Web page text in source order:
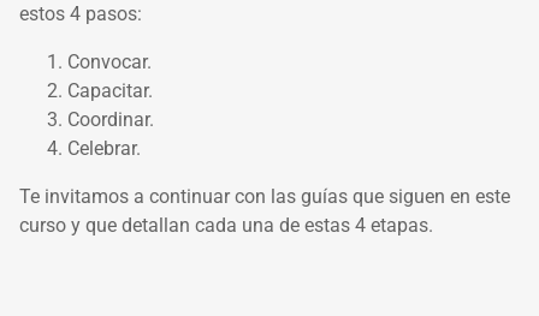
estos 4 pasos:
Convocar.
Capacitar.
Coordinar.
Celebrar.
Te invitamos a continuar con las guías que siguen en este
curso y que detallan cada una de estas 4 etapas.